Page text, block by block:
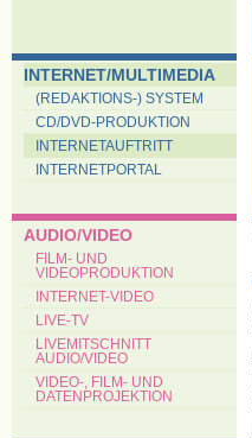
INTERNET/MULTIMEDIA
(REDAKTIONS-) SYSTEM
CD/DVD-PRODUKTION
INTERNETAUFTRITT
INTERNETPORTAL
AUDIO/VIDEO
FILM- UND
VIDEOPRODUKTION
INTERNET-VIDEO
LIVE-TV
LIVEMITSCHNITT
AUDIO/VIDEO
VIDEO-, FILM- UND
DATENPROJEKTION